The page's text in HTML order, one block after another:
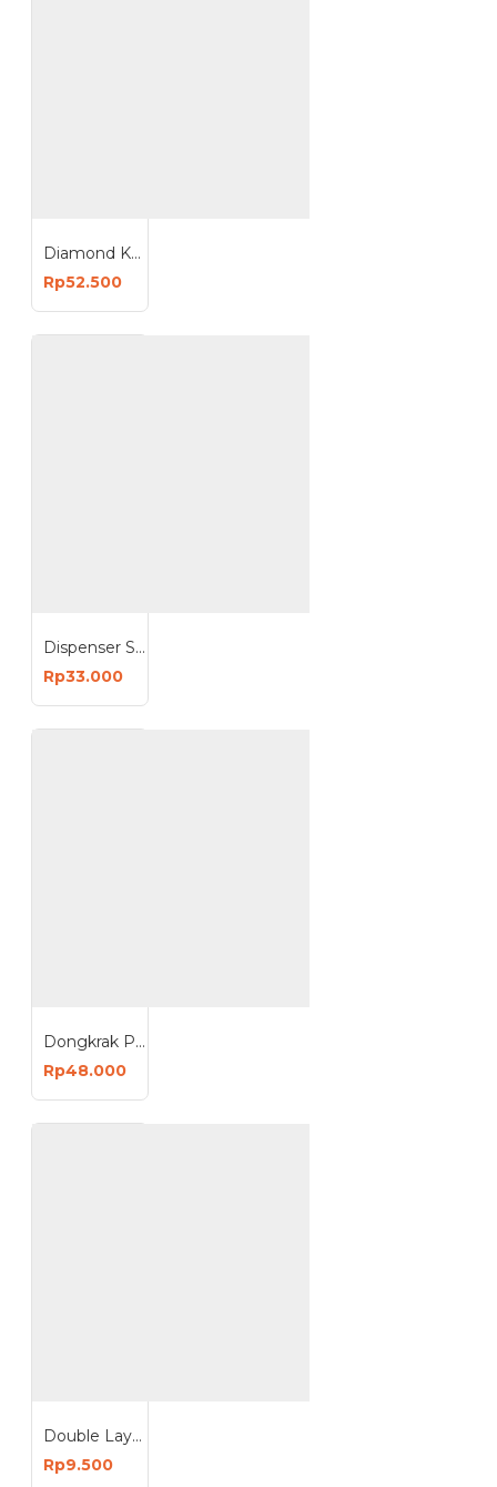
Diamond Kunci Ring Pas 11Pcs 8-22mm
Rp52.500
Dispenser Sabun Cair Single Key Lock List Putih
Rp33.000
Dongkrak Perabotan Furniture Alat Bantu Pindah Barang Roda
Rp48.000
Double Layer Bra Laundry Bag Pengaman BH Underwear Mesin Cuci
Rp9.500